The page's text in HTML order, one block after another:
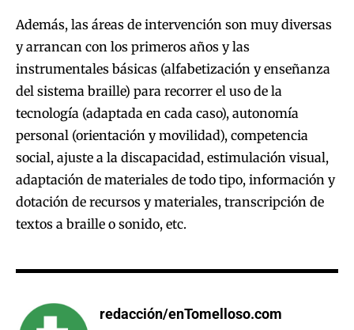
Además, las áreas de intervención son muy diversas
y arrancan con los primeros años y las
instrumentales básicas (alfabetización y enseñanza
del sistema braille) para recorrer el uso de la
tecnología (adaptada en cada caso), autonomía
personal (orientación y movilidad), competencia
social, ajuste a la discapacidad, estimulación visual,
adaptación de materiales de todo tipo, información y
dotación de recursos y materiales, transcripción de
textos a braille o sonido, etc.
redacción/enTomelloso.com